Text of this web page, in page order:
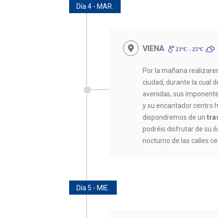
Día 4 - MAR.
VIENA 23ºC - 25ºC
Por la mañana
ciudad, durante la cual
avenidas, sus
y su encantador centro
dispondremos de un
podréis disfrutar de su
nocturno de las calles
Día 5 - MIE.